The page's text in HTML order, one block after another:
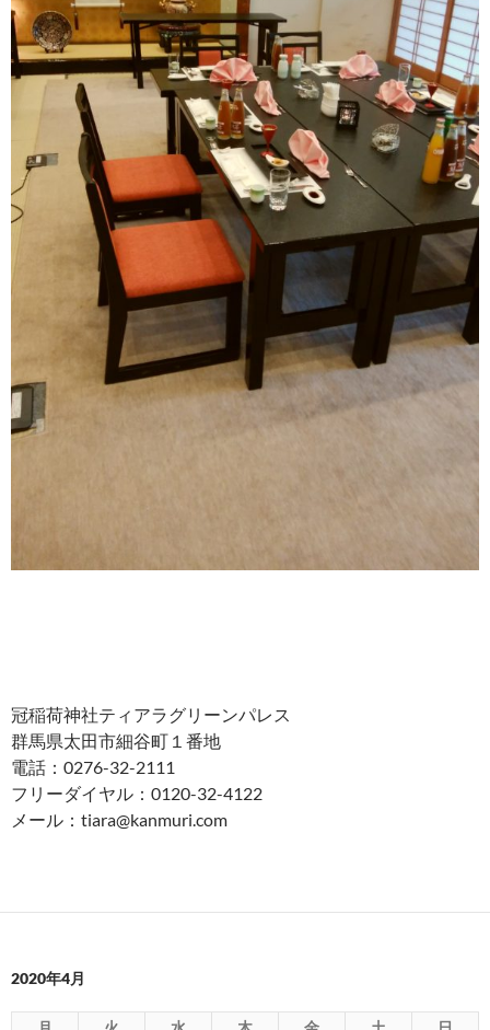
冠稲荷神社ティアラグリーンパレス
群馬県太田市細谷町１番地
電話：0276-32-2111
フリーダイヤル：0120-32-4122
メール：tiara@kanmuri.com
2020年4月